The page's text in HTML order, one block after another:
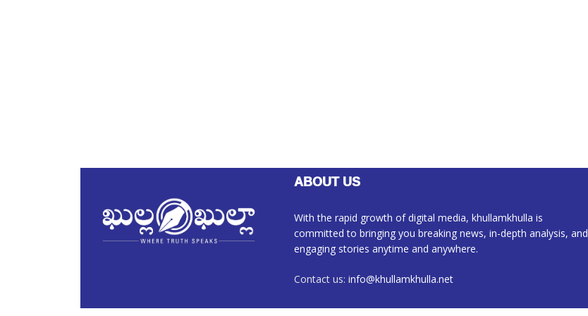
ABOUT US
With the rapid growth of digital media, khullamkhulla is
committed to bringing you breaking news, in-depth analysis, and
engaging stories anytime and anywhere.
Contact us: info@khullamkhulla.net